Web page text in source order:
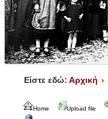
Είστε εδώ: Αρχική
Home Upload file